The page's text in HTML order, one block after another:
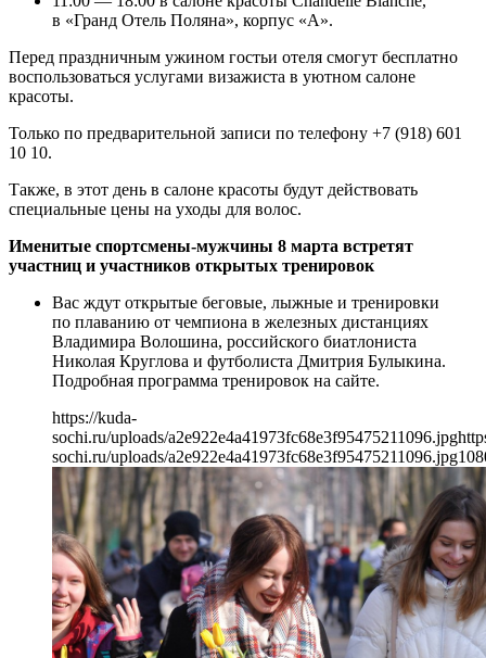
в «Гранд Отель Поляна», корпус «А».
Перед праздничным ужином гостьи отеля смогут бесплатно
воспользоваться услугами визажиста в уютном салоне
красоты.
Только по предварительной записи по телефону +7 (918) 601
10 10.
Также, в этот день в салоне красоты будут действовать
специальные цены на уходы для волос.
Именитые спортсмены-мужчины 8 марта встретят
участниц и участников открытых тренировок
Вас ждут открытые беговые, лыжные и тренировки
по плаванию от чемпиона в железных дистанциях
Владимира Волошина, российского биатлониста
Николая Круглова и футболиста Дмитрия Булыкина.
Подробная программа тренировок на сайте.
https://kuda-
sochi.ru/uploads/a2e922e4a41973fc68e3f95475211096.jpg
sochi.ru/uploads/a2e922e4a41973fc68e3f95475211096.jpg